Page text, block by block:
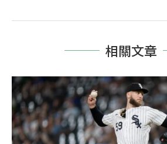
相關文章